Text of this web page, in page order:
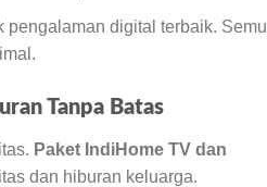
pengalaman digital terbaik.
Tanpa Batas
Paket IndiHome TV dan
dan hiburan keluarga.